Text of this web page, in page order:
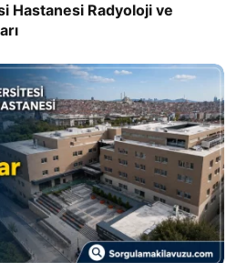
Hastanesi Radyoloji ve